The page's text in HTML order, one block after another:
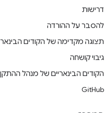
דרישות
להסבר על ההורדה
תצוגה מקדימה של הקודים
גיבוי קושחה
הקודים הבינאריים של מנהל ההתקן
GitHub